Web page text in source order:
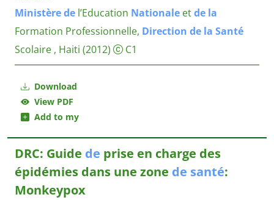
Download
View PDF
Add to my
Ministèrede l’Education Nationale etde la
Formation Professionnelle, Direction de la Santé
Scolaire , Haiti (2012) C1
DRC: Guide de prise en charge des
épidémies dans une zone de santé:
Monkeypox